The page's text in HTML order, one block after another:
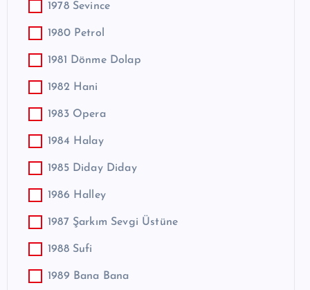
1978 Sevince
1980 Petrol
1981 Dönme Dolap
1982 Hani
1983 Opera
1984 Halay
1985 Diday Diday
1986 Halley
1987 Şarkım Sevgi Üstüne
1988 Sufi
1989 Bana Bana